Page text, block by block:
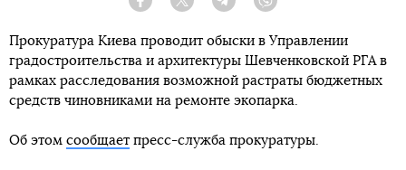
Facebook Twitter Telegram
Прокуратура Киева проводит обыски в Управлении
градостроительства и архитектуры Шевченковской РГА в
рамках расследования возможной растраты бюджетных
средств чиновниками на ремонте экопарка.
Об этом сообщает пресс-служба прокуратуры.